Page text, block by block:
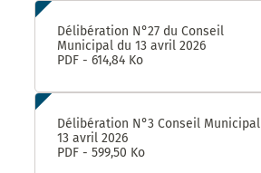
Délibération N°27 du Conseil
Municipal du 13 avril 2026
PDF - 614,84 Ko
Délibération N°3 Conseil Municipal
13 avril 2026
PDF - 599,50 Ko